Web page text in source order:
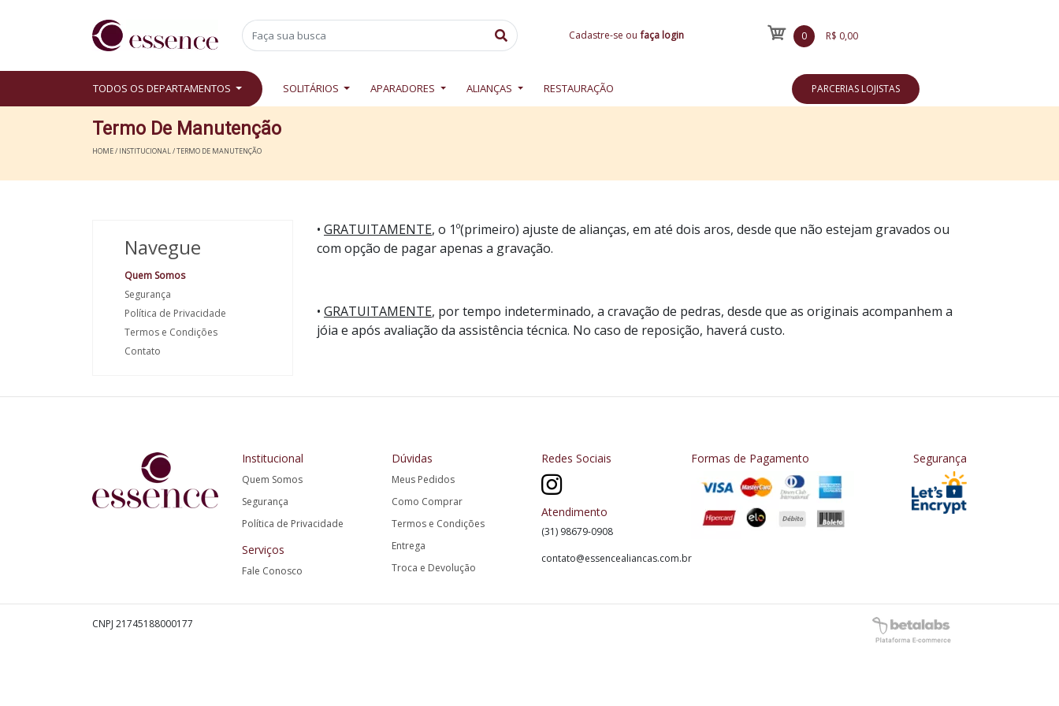
Cadastre-se ou faça login 0 R$ 0,00
TODOS OS DEPARTAMENTOS SOLITÁRIOS APARADORES ALIANÇAS RESTAURAÇÃO PARCERIAS LOJISTAS
Termo De Manutenção
HOME / INSTITUCIONAL / TERMO DE MANUTENÇÃO
Navegue
Quem Somos
Segurança
Política de Privacidade
Termos e Condições
Contato
• GRATUITAMENTE, o 1º(primeiro) ajuste de alianças, em até dois aros, desde que não estejam gravados ou
com opção de pagar apenas a gravação.
• GRATUITAMENTE, por tempo indeterminado, a cravação de pedras, desde que as originais acompanhem a
jóia e após avaliação da assistência técnica. No caso de reposição, haverá custo.
Institucional
Quem Somos
Segurança
Política de Privacidade
Serviços
Fale Conosco
Dúvidas
Meus Pedidos
Como Comprar
Termos e Condições
Entrega
Troca e Devolução
Redes Sociais
Atendimento
(31) 98679-0908
contato@essencealiancas.com.br
Formas de Pagamento Segurança
CNPJ 21745188000177